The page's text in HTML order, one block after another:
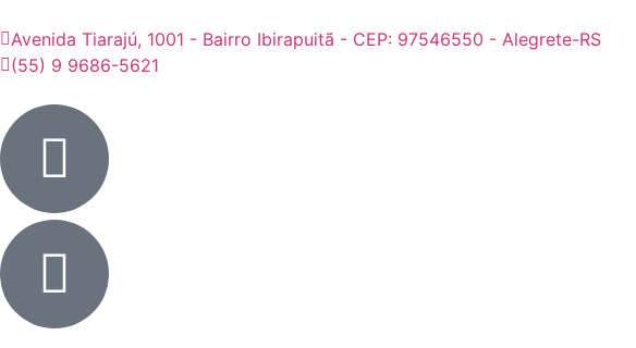
Avenida Tiarajú, 1001 - Bairro Ibirapuitã - CEP: 97546550 - Alegrete-RS
(55) 9 9686-5621